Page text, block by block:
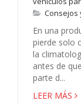
Consejos
En una
pierde solo
la
antes de
parte d...
LEER MÁS